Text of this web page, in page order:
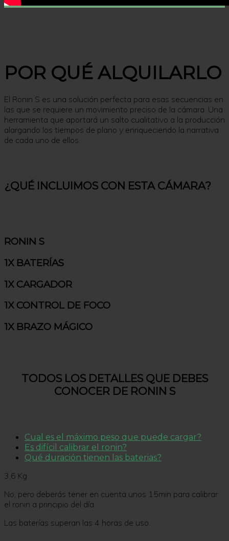
POR QUÉ ALQUILARLO
El Ronin S es una solución perfecta para esas secuencias en
las que se requiere un movimiento preciso de la cámara. Una
herramienta que aportará un salto cualitativo a la producción
alargando los tiempos de plano y enriqueciendo la narrativa
de cada uno de ellos.
¿QUÉ INCLUIMOS CON ESTA CÁMARA?
RONIN S
1X BATERÍAS
1X CARGADOR
1X CONTROL DE FOCO
1X BRAZO MÁGICO
TODOS LOS DETALLES QUE DEBES
CONOCER DE RONIN S
Cual es el máximo peso que puede cargar?
Es difícil calibrar el ronin?
Qué duración tienen las baterias?
3,6 Kg
No, pero deberás tener en cuenta unos 15min para calibrar
el ronin a principio del día
Las baterías superan las 4 horas de uso.